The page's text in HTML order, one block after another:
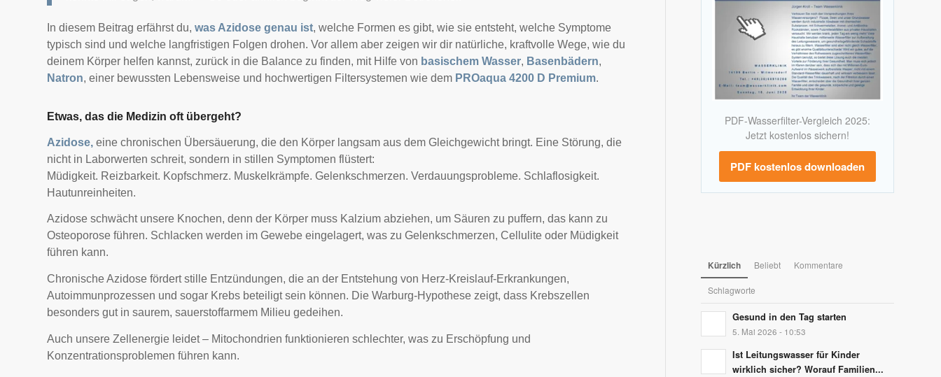
In diesem Beitrag erfährst du, was Azidose genau ist, welche Formen es gibt, wie sie entsteht, welche Symptome
typisch sind und welche langfristigen Folgen drohen. Vor allem aber zeigen wir dir natürliche, kraftvolle Wege, wie du
deinem Körper helfen kannst, zurück in die Balance zu finden, mit Hilfe von basischem Wasser, Basenbädern,
Natron, einer bewussten Lebensweise und hochwertigen Filtersystemen wie dem PROaqua 4200 D Premium.
Etwas, das die Medizin oft übergeht?
Azidose, eine chronischen Übersäuerung, die den Körper langsam aus dem Gleichgewicht bringt. Eine Störung, die
nicht in Laborwerten schreit, sondern in stillen Symptomen flüstert:
Müdigkeit. Reizbarkeit. Kopfschmerz. Muskelkrämpfe. Gelenkschmerzen. Verdauungsprobleme. Schlaflosigkeit.
Hautunreinheiten.
Azidose schwächt unsere Knochen, denn der Körper muss Kalzium abziehen, um Säuren zu puffern, das kann zu
Osteoporose führen. Schlacken werden im Gewebe eingelagert, was zu Gelenkschmerzen, Cellulite oder Müdigkeit
führen kann.
Chronische Azidose fördert stille Entzündungen, die an der Entstehung von Herz-Kreislauf-Erkrankungen,
Autoimmunprozessen und sogar Krebs beteiligt sein können. Die Warburg-Hypothese zeigt, dass Krebszellen
besonders gut in saurem, sauerstoffarmem Milieu gedeihen.
Auch unsere Zellenergie leidet – Mitochondrien funktionieren schlechter, was zu Erschöpfung und
Konzentrationsproblemen führen kann.
PDF-Wasserfilter-Vergleich 2025:
Jetzt kostenlos sichern!
PDF kostenlos downloaden
Kürzlich Beliebt Kommentare
Schlagworte
Gesund in den Tag starten
5. Mai 2026 - 10:53
Ist Leitungswasser für Kinder
wirklich sicher? Worauf Familien...